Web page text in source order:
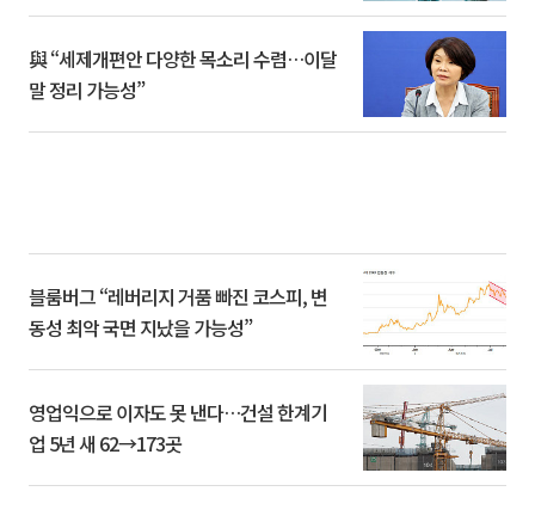
與 “세제개편안 다양한 목소리 수렴…이달
말 정리 가능성”
블룸버그 “레버리지 거품 빠진 코스피, 변
동성 최악 국면 지났을 가능성”
영업익으로 이자도 못 낸다…건설 한계기
업 5년 새 62→173곳